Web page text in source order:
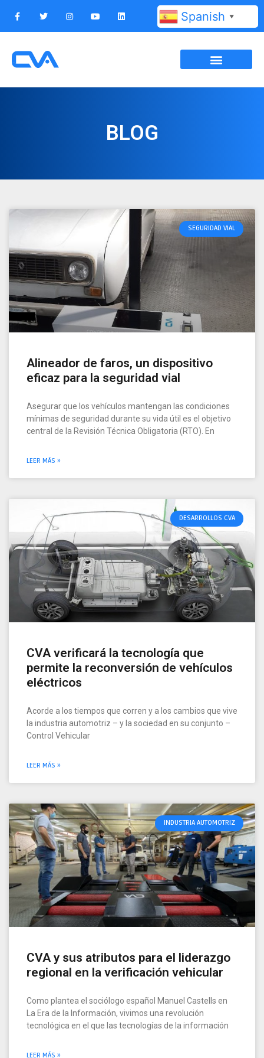
Spanish ▼
BLOG
SEGURIDAD VIAL
Alineador de faros, un dispositivo
eficaz para la seguridad vial
Asegurar que los vehículos mantengan las condiciones
mínimas de seguridad durante su vida útil es el objetivo
central de la Revisión Técnica Obligatoria (RTO). En
LEER MÁS »
DESARROLLOS CVA
CVA verificará la tecnología que
permite la reconversión de vehículos
eléctricos
Acorde a los tiempos que corren y a los cambios que vive
la industria automotriz – y la sociedad en su conjunto –
Control Vehicular
LEER MÁS »
INDUSTRIA AUTOMOTRIZ
CVA y sus atributos para el liderazgo
regional en la verificación vehicular
Como plantea el sociólogo español Manuel Castells en
La Era de la Información, vivimos una revolución
tecnológica en el que las tecnologías de la información
LEER MÁS »